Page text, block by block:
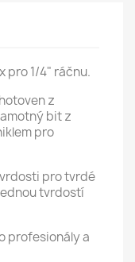
pro 1/4" ráčnu.
z
bit z
pro
pro tvrdé
tvrdostí
profesionály a